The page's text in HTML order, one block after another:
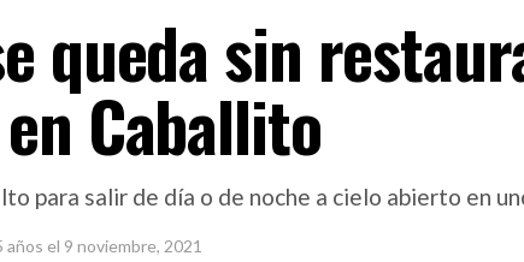
queda sin
Caballito
para salir de día o de noche a cielo abierto en
años el 9 noviembre, 2021